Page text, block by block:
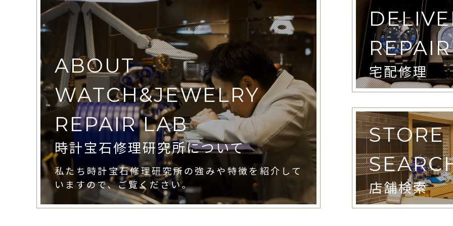
ABOUT
WATCH&JEWELRY
REPAIR LAB
時計宝石修理研究所について
私たち時計宝石修理研究所の強みや特徴を紹介して
いますので、ご覧ください。
REPAIR
宅配修理
STORE
店舗検索